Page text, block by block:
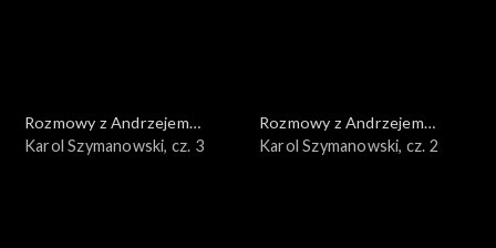
Rozmowy z Andrzejem
Doboszem
Karol Szymanowski, cz. 3
Rozmowy z Andrzejem
Doboszem
Karol Szymanowski, cz. 2